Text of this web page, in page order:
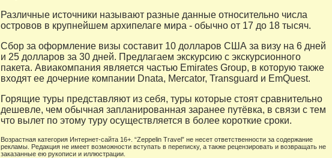
Различные источники называют разные данные относительно числа
островов в крупнейшем архипелаге мира - обычно от 17 до 18 тысяч.
Сбор за оформление визы составит 10 долларов США за визу на 6 дней
и 25 долларов за 30 дней. Предлагаем экскурсию с экскурсионного
пакета. Авиакомпания является частью Emirates Group, в которую также
входят ее дочерние компании Dnata, Mercator, Transguard и EmQuest.
Горящие туры представляют из себя, туры которые стоят сравнительно
дешевле, чем обычная запланированная заранее путёвка, в связи с тем
что вылет по этому туру осуществляется в более короткие сроки.
Возрастная категория Интернет-сайта 16+. “Zeppelin Travel” не несет ответственности за содержание
рекламы. Редакция не имеет возможности вступать в переписку, а также рецензировать и возвращать не
заказанные ею рукописи и иллюстрации.